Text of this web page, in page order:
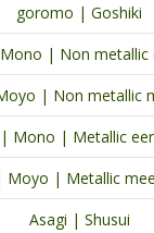
goromo | Goshiki
| Non metallic
| Non metallic
Mono | Metallic
Moyo | Metallic
Asagi | Shusui